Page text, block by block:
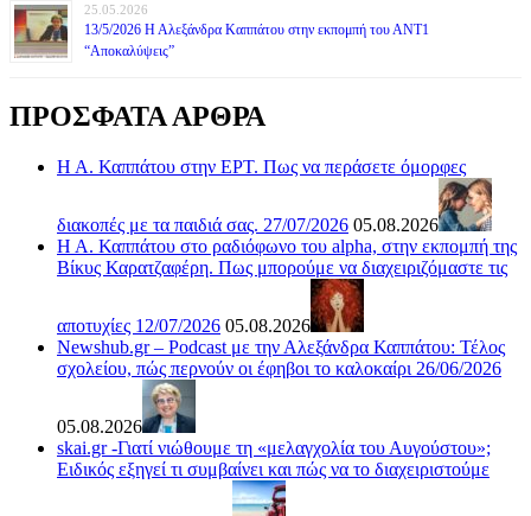
25.05.2026
13/5/2026 Η Αλεξάνδρα Καππάτου στην εκπομπή του ΑΝΤ1
“Αποκαλύψεις”
ΠΡΟΣΦΑΤΑ ΑΡΘΡΑ
Η Α. Καππάτου στην ΕΡΤ. Πως να περάσετε όμορφες
διακοπές με τα παιδιά σας. 27/07/2026 05.08.2026
Η Α. Καππάτου στο ραδιόφωνο του alpha, στην εκπομπή της
Βίκυς Καρατζαφέρη. Πως μπορούμε να διαχειριζόμαστε τις
αποτυχίες 12/07/2026 05.08.2026
Newshub.gr – Podcast με την Αλεξάνδρα Καππάτου: Τέλος
σχολείου, πώς περνούν οι έφηβοι το καλοκαίρι 26/06/2026
05.08.2026
skai.gr -Γιατί νιώθουμε τη «μελαγχολία του Αυγούστου»;
Ειδικός εξηγεί τι συμβαίνει και πώς να το διαχειριστούμε